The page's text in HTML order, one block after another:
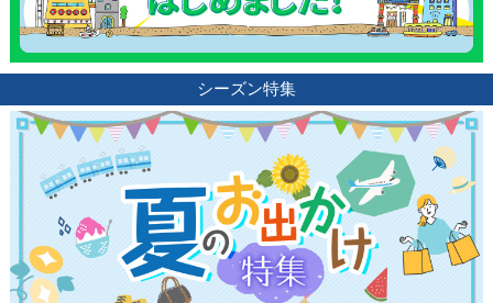
シーズン特集